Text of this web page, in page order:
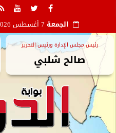
الجمعة
رئيس مجلس الإدارة ورئيس التحرير
صالح شلبي